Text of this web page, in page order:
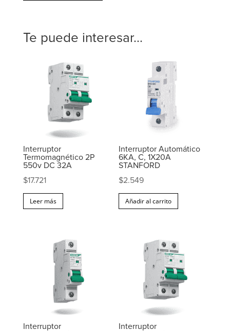
Te puede interesar...
Interruptor
Termomagnético 2P
550v DC 32A
$17.721
Leer más
Interruptor Automático
6KA, C, 1X20A
STANFORD
$2.549
Añadir al carrito
Interruptor
Interruptor